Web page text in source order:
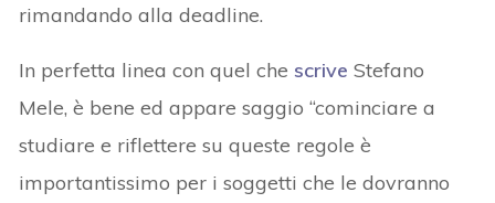
rimandando alla deadline.
In perfetta linea con quel che scrive Stefano
Mele, è bene ed appare saggio “cominciare a
studiare e riflettere su queste regole è
importantissimo per i soggetti che le dovranno